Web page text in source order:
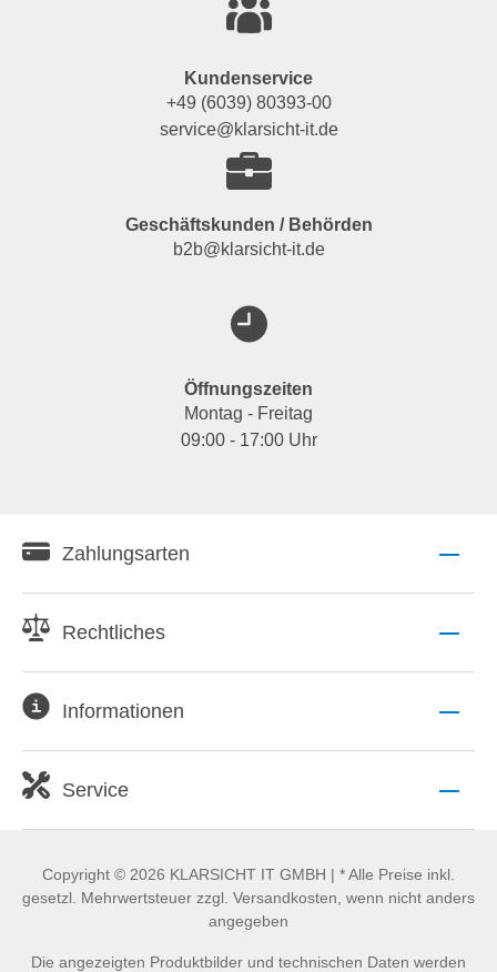
Kundenservice
+49 (6039) 80393-00
service@klarsicht-it.de
Geschäftskunden / Behörden
b2b@klarsicht-it.de
Öffnungszeiten
Montag - Freitag
09:00 - 17:00 Uhr
Zahlungsarten
Rechtliches
Informationen
Service
Copyright © 2026 KLARSICHT IT GMBH | * Alle Preise inkl.
gesetzl. Mehrwertsteuer zzgl. Versandkosten, wenn nicht anders
angegeben
Die angezeigten Produktbilder und technischen Daten werden